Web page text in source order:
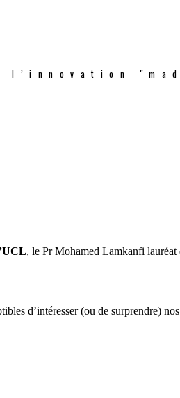
, le Pr Mohamed Lamkanfi lauréat
d’intéresser (ou de surprendre)